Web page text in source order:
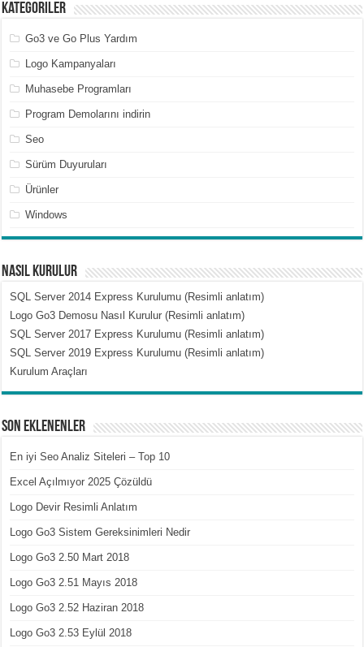
Kategoriler
Go3 ve Go Plus Yardım
Logo Kampanyaları
Muhasebe Programları
Program Demolarını indirin
Seo
Sürüm Duyuruları
Ürünler
Windows
Nasıl Kurulur
SQL Server 2014 Express Kurulumu (Resimli anlatım)
Logo Go3 Demosu Nasıl Kurulur (Resimli anlatım)
SQL Server 2017 Express Kurulumu (Resimli anlatım)
SQL Server 2019 Express Kurulumu (Resimli anlatım)
Kurulum Araçları
Son Eklenenler
En iyi Seo Analiz Siteleri – Top 10
Excel Açılmıyor 2025 Çözüldü
Logo Devir Resimli Anlatım
Logo Go3 Sistem Gereksinimleri Nedir
Logo Go3 2.50 Mart 2018
Logo Go3 2.51 Mayıs 2018
Logo Go3 2.52 Haziran 2018
Logo Go3 2.53 Eylül 2018